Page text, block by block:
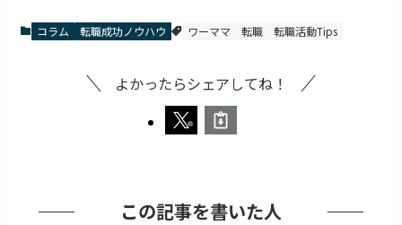
コラム 転職成功ノウハウ ワーママ 転職 転職活動Tips
よかったらシェアしてね！
この記事を書いた人